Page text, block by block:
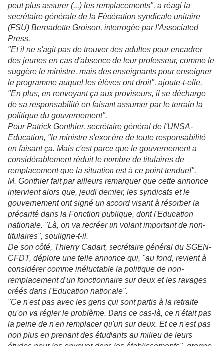
peut plus assurer (...) les remplacements", a réagi la
secrétaire générale de la Fédération syndicale unitaire
(FSU) Bernadette Groison, interrogée par l'Associated
Press.
"Et il ne s'agit pas de trouver des adultes pour encadrer
des jeunes en cas d'absence de leur professeur, comme le
suggère le ministre, mais des enseignants pour enseigner
le programme auquel les élèves ont droit", ajoute-t-elle.
"En plus, en renvoyant ça aux proviseurs, il se décharge
de sa responsabilité en faisant assumer par le terrain la
politique du gouvernement".
Pour Patrick Gonthier, secrétaire général de l'UNSA-
Education, "le ministre s'exonère de toute responsabilité
en faisant ça. Mais c'est parce que le gouvernement a
considérablement réduit le nombre de titulaires de
remplacement que la situation est à ce point tendue!".
M. Gonthier fait par ailleurs remarquer que cette annonce
intervient alors que, jeudi dernier, les syndicats et le
gouvernement ont signé un accord visant à résorber la
précarité dans la Fonction publique, dont l'Education
nationale. "Là, on va recréer un volant important de non-
titulaires", souligne-t-il.
De son côté, Thierry Cadart, secrétaire général du SGEN-
CFDT, déplore une telle annonce qui, "au fond, revient à
considérer comme inéluctable la politique de non-
remplacement d'un fonctionnaire sur deux et les ravages
créés dans l'Education nationale".
"Ce n'est pas avec les gens qui sont partis à la retraite
qu'on va régler le problème. Dans ce cas-là, ce n'était pas
la peine de n'en remplacer qu'un sur deux. Et ce n'est pas
non plus en prenant des étudiants au milieu de leurs